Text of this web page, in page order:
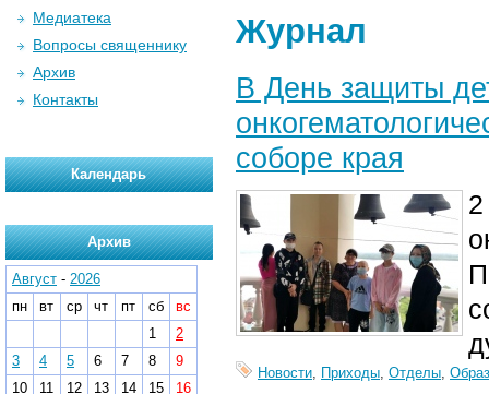
Журнал
В День защиты
соборе края
Новости, Приходы, Отделы,
Медиатека
Вопросы священнику
Архив
Контакты
Календарь
Архив
Август - 2026
пн
вт ср чт пт сб
вс
1
2
3
4 5 6 7 8
9
10
11 12 13 14 15
16